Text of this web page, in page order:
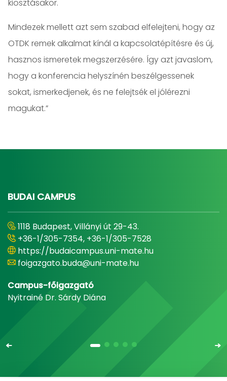
kiosztásakor.
Mindezek mellett azt sem szabad elfelejteni, hogy az
OTDK remek alkalmat kínál a kapcsolatépítésre és új,
hasznos ismeretek megszerzésére. Így azt javaslom,
hogy a konferencia helyszínén beszélgessenek
sokat, ismerkedjenek, és ne felejtsék el jólérezni
magukat.”
BUDAI CAMPUS
1118 Budapest, Villányi út 29-43.
+36-1/305-7354, +36-1/305-7528
https://budaicampus.uni-mate.hu
foigazgato.buda@uni-mate.hu
Campus-főigazgató
Nyitrainé Dr. Sárdy Diána